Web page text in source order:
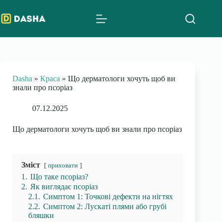
to
content
Dasha » Краса » Що дерматологи хочуть щоб ви
знали про псоріаз
07.12.2025
Що дерматологи хочуть щоб ви знали про псоріаз
Зміст приховати
1. Що таке псоріаз?
2. Як виглядає псоріаз
2.1. Симптом 1: Точкові дефекти на нігтях
2.2. Симптом 2: Лускаті плями або грубі
бляшки